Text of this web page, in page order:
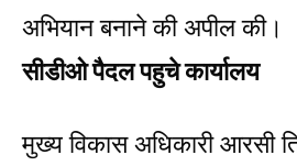
अभियान बनाने की अपील की।
सीडीओ पैदल पहुचे कार्यालय
मुख्य विकास अधिकारी आरसी